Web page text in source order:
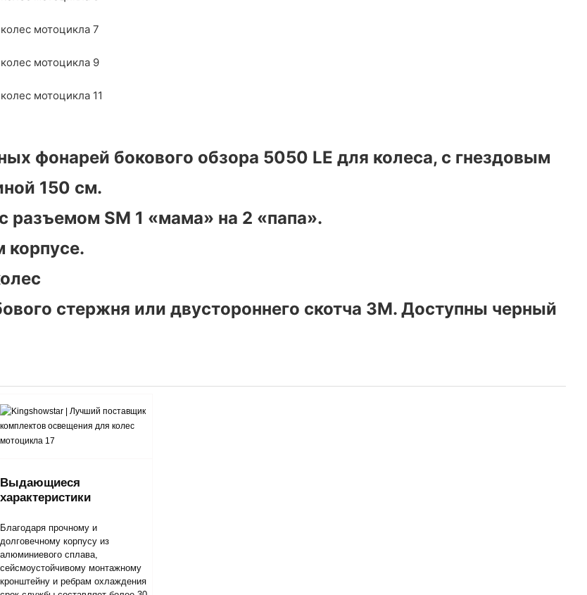
фонарей бокового обзора 5050 LE для колеса, с гнездовым
150 см.
SM 1 «мама» на 2 «папа».
корпусе.
стержня или двустороннего скотча 3M. Доступны черный
Выдающиеся
характеристики
Благодаря прочному и
долговечному корпусу из
алюминиевого сплава,
сейсмоустойчивому монтажному
кронштейну и ребрам охлаждения